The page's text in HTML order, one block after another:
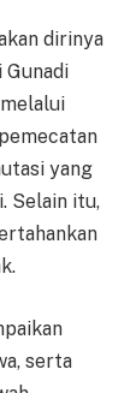
dirinya
yang
Selain itu,
serta